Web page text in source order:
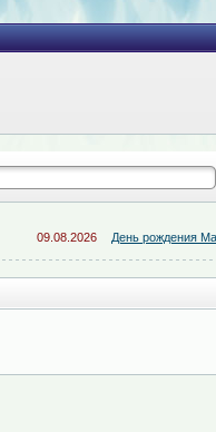
09.08.2026 День рождения